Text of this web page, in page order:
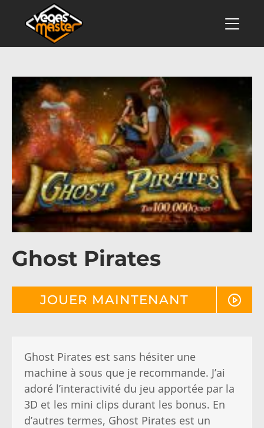
Ghost Pirates
JOUER MAINTENANT
Ghost Pirates est sans hésiter une
machine à sous que je recommande. J’ai
adoré l’interactivité du jeu apportée par la
3D et les mini clips durant les bonus. En
d’autres termes, Ghost Pirates est un